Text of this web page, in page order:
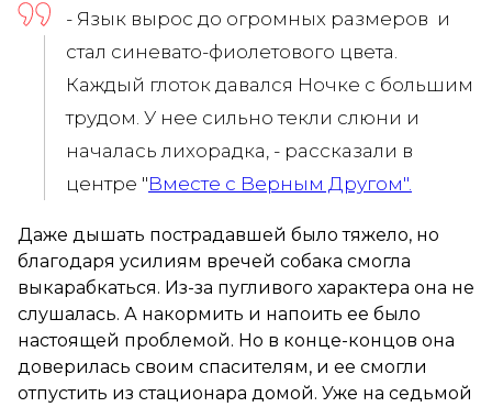
- Язык вырос до огромных размеров и
стал синевато-фиолетового цвета.
Каждый глоток давался Ночке с большим
трудом. У нее сильно текли слюни и
началась лихорадка, - рассказали в
центре "Вместе с Верным Другом".
Даже дышать пострадавшей было тяжело, но
благодаря усилиям вречей собака смогла
выкарабкаться. Из-за пугливого характера она не
слушалась. А накормить и напоить ее было
настоящей проблемой. Но в конце-концов она
доверилась своим спасителям, и ее смогли
отпустить из стационара домой. Уже на седьмой